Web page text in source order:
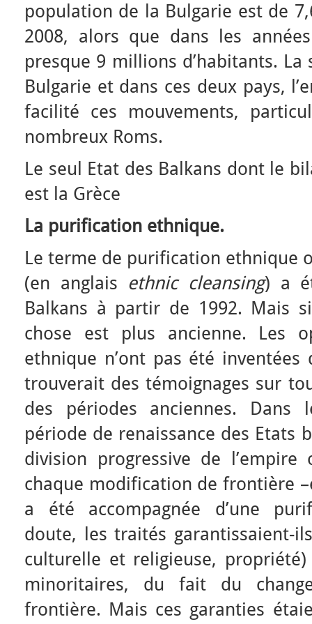
population de la Bulgarie est de
2008, alors que dans les
presque 9 millions d’habitants.
Bulgarie et dans ces deux pays,
facilité ces mouvements,
nombreux Roms.
Le seul Etat des Balkans dont le
est la Grèce
La purification ethnique.
Le terme de purification ethnique
(en anglais ethnic cleansing) a
Balkans à partir de 1992. Mais
chose est plus ancienne. Les
ethnique n’ont pas été inventées
trouverait des témoignages sur
des périodes anciennes.
période de renaissance des Etats
division progressive de l’empire
chaque modification de frontière
a été accompagnée d’une
doute, les traités garantissaient-
culturelle et religieuse,
minoritaires, du fait du
frontière. Mais ces garanties